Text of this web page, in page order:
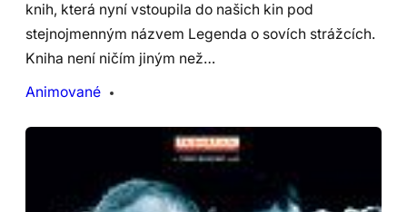
knih, která nyní vstoupila do našich kin pod
stejnojmenným názvem Legenda o sovích strážcích.
Kniha není ničím jiným než…
Animované